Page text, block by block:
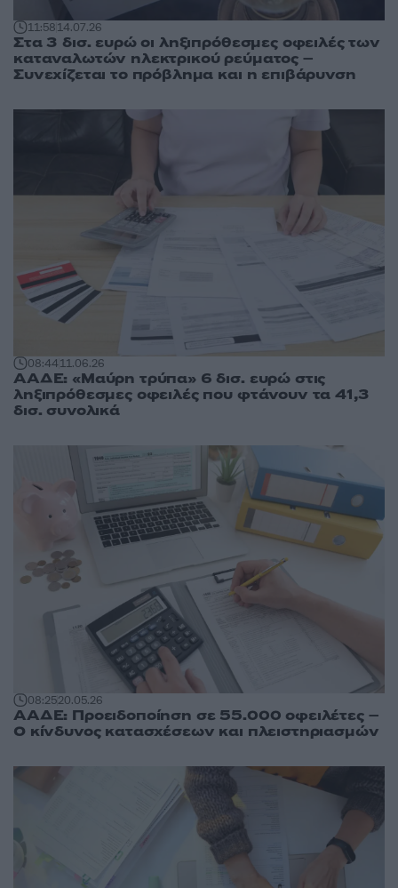
11:5814.07.26
Στα 3 δισ. ευρώ οι ληξιπρόθεσμες οφειλές των
καταναλωτών ηλεκτρικού ρεύματος –
Συνεχίζεται το πρόβλημα και η επιβάρυνση
08:4411.06.26
ΑΑΔΕ: «Μαύρη τρύπα» 6 δισ. ευρώ στις
ληξιπρόθεσμες οφειλές που φτάνουν τα 41,3
δισ. συνολικά
08:2520.05.26
ΑΑΔΕ: Προειδοποίηση σε 55.000 οφειλέτες –
Ο κίνδυνος κατασχέσεων και πλειστηριασμών